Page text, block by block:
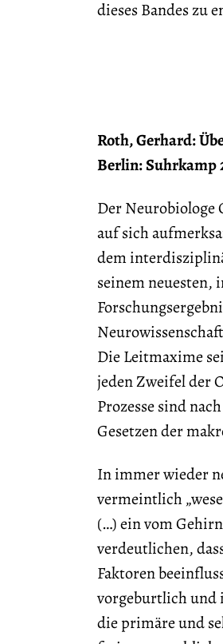
dieses Bandes zu
Roth, Gerhard:
Berlin: Suhrkamp
Der Neurobiologe
auf sich
dem
seinem neuesten,
Die Leitmaxime
jeden Zweifel der
Prozesse sind
Gesetzen der
In immer wieder
vermeintlich
(…) ein vom
verdeutlichen,
Faktoren
vorgeburtlich und
die primäre und